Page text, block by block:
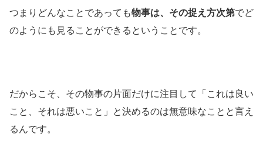
つまりどんなことであっても物事は、その捉え方次第でど
のようにも見ることができるということです。
だからこそ、その物事の片面だけに注目して「これは良い
こと、それは悪いこと」と決めるのは無意味なことと言え
るんです。